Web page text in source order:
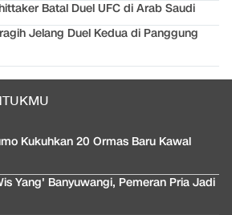
Batal Duel UFC di Arab Saudi
Jelang Duel Kedua di Panggung
Kukuhkan 20 Ormas Baru Kawal
Yang' Banyuwangi, Pemeran Pria Jadi